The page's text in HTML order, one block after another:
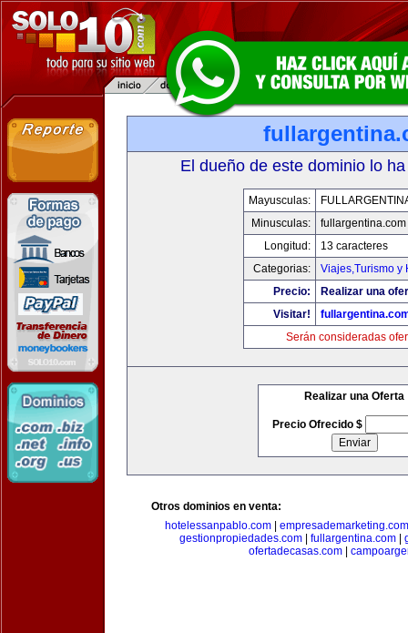
El dueño de este dominio lo
Mayusculas:
Minusculas:
fullargentina.com
Longitud:
13 caracteres
Categorias:
Viajes,Turismo y
Precio:
Realizar una
Visitar!
Serán consideradas
Realizar una Oferta
Precio Ofrecido $
Otros dominios en venta:
hotelessanpablo.com| empresademarketing.com
gestionpropiedades.com
fullargentina.com
ofertadecasas.com|